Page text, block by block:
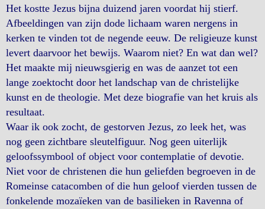
Het kostte Jezus bijna duizend jaren voordat hij stierf.
Afbeeldingen van zijn dode lichaam waren nergens in
kerken te vinden tot de negende eeuw. De religieuze kunst
levert daarvoor het bewijs. Waarom niet? En wat dan wel?
Het maakte mij nieuwsgierig en was de aanzet tot een
lange zoektocht door het landschap van de christelijke
kunst en de theologie. Met deze biografie van het kruis als
resultaat.
Waar ik ook zocht, de gestorven Jezus, zo leek het, was
nog geen zichtbare sleutelfiguur. Nog geen uiterlijk
geloofssymbool of object voor contemplatie of devotie.
Niet voor de christenen die hun geliefden begroeven in de
Romeinse catacomben of die hun geloof vierden tussen de
fonkelende mozaïeken van de basilieken in Ravenna of